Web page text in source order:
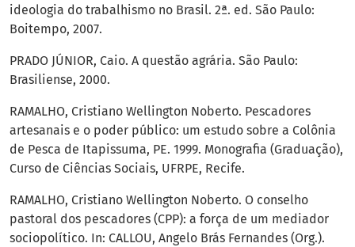
ideologia do trabalhismo no Brasil. 2ª. ed. São Paulo:
Boitempo, 2007.
PRADO JÚNIOR, Caio. A questão agrária. São Paulo:
Brasiliense, 2000.
RAMALHO, Cristiano Wellington Noberto. Pescadores
artesanais e o poder público: um estudo sobre a Colônia
de Pesca de Itapissuma, PE. 1999. Monografia (Graduação),
Curso de Ciências Sociais, UFRPE, Recife.
RAMALHO, Cristiano Wellington Noberto. O conselho
pastoral dos pescadores (CPP): a força de um mediador
sociopolítico. In: CALLOU, Angelo Brás Fernandes (Org.).